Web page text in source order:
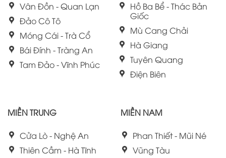
Vân Đồn - Quan Lạn
Đảo Cô Tô
Móng Cái - Trà Cổ
Bái Đính - Tràng An
Tam Đảo - Vĩnh Phúc
Hồ Ba Bể - Thác Bản
Giốc
Mù Cang Chải
Hà Giang
Tuyên Quang
Điện Biên
MIỀN TRUNG
Cửa Lò - Nghệ An
Thiên Cầm - Hà Tĩnh
MIỀN NAM
Phan Thiết - Mũi Né
Vũng Tàu